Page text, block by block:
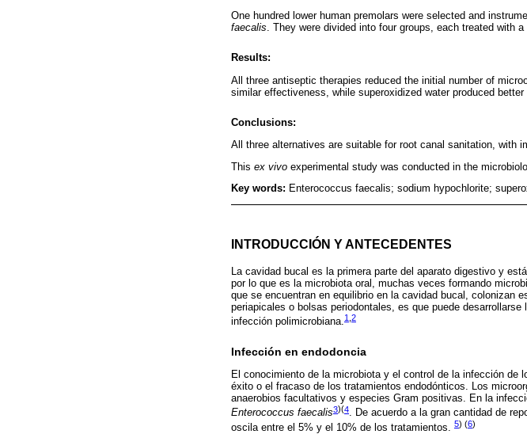
One hundred lower human premolars were selected and
faecalis. They were divided into four groups, each treated with
Results:
All three antiseptic therapies reduced the initial number of
similar effectiveness, while superoxidized water produced better
Conclusions:
All three alternatives are suitable for root canal sanitation, with
This ex vivo experimental study was conducted in the
Key words: Enterococcus faecalis; sodium hypochlorite;
INTRODUCCIÓN Y ANTECEDENTES
La cavidad bucal es la primera parte del aparato digestivo y
por lo que es la microbiota oral, muchas veces formando
que se encuentran en equilibrio en la cavidad bucal, colonizan
periapicales o bolsas periodontales, es que puede
infección polimicrobiana. 1 2
Infección en endodoncia
El conocimiento de la microbiota y el control de la infección de
éxito o el fracaso de los tratamientos endodónticos. Los
anaerobios facultativos y especies Gram positivas. En la
Enterococcus faecalis3)(4. De acuerdo a la gran cantidad de
oscila entre el 5% y el 10% de los tratamientos.
5) (6)